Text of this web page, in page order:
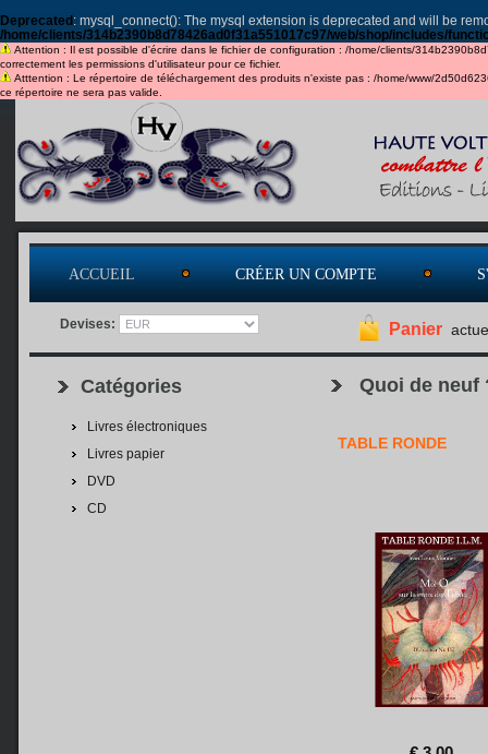
Deprecated : mysql_connect(): The mysql extension is deprecated and will be
/home/clients/314b2390b8d78426ad0f31a551017c97/web/shop/includes/
Attention : Il est possible d'écrire dans le fichier de configuration : /home/clients/
correctement les permissions d'utilisateur pour ce fichier.
Atttention : Le répertoire de téléchargement des produits n'existe pas : /home/www/
ce répertoire ne sera pas valide.
ACCUEIL CRÉER UN COMPTE
Devises: Panier
Catégories
Livres électroniques
Livres papier
DVD
CD
Quoi de neuf
TABLE RONDE